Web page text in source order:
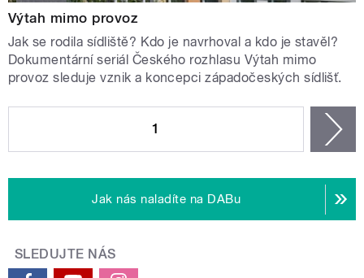
Výtah mimo provoz
Jak se rodila sídliště? Kdo je navrhoval a kdo je stavěl?
Dokumentární seriál Českého rozhlasu Výtah mimo
provoz sleduje vznik a koncepci západočeských sídlišť.
1
Jak nás naladíte na DABu
SLEDUJTE NÁS